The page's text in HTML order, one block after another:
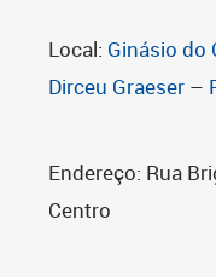
Local: Ginásio do
Dirceu Graeser –
Endereço: Rua
Centro